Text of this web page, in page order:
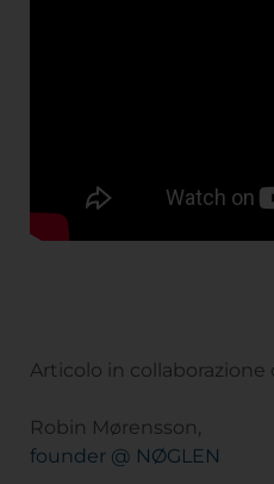
Articolo in collaborazione
Robin Mørensson,
founder @ NØGLEN